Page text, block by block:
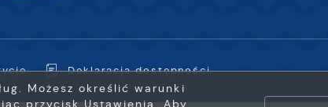
Deklaracja dostępności
Możesz określić warunki